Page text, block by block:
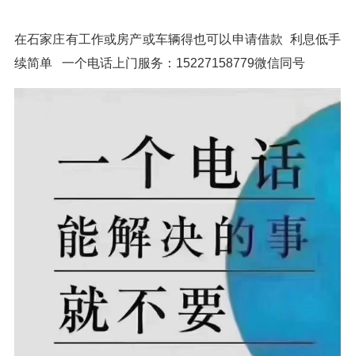
在石家庄有工作或房产或车辆得也可以申请借款 利息低手
续简单 一个电话上门服务：15227158779微信同号